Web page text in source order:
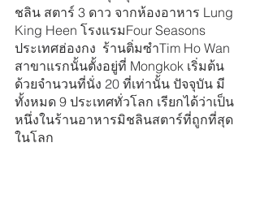
ชลิน สตาร์ 3 ดาว จากห้องอาหาร Lung
King Heen โรงแรมFour Seasons
ประเทศฮ่องกง  ร้านติ่มซำTim Ho Wan
สาขาแรกนั้นตั้งอยู่ที่ Mongkok เริ่มต้น
ด้วยจำนวนที่นั่ง 20 ที่เท่านั้น ปัจจุบัน มี
ทั้งหมด 9 ประเทศทั่วโลก เรียกได้ว่าเป็น
หนึ่งในร้านอาหารมิชลินสตาร์ที่ถูกที่สุด
ในโลก